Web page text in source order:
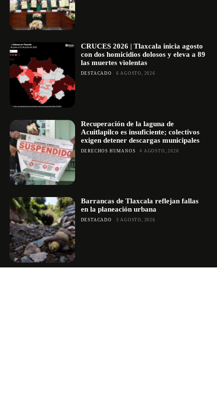
CRUCES 2026 | Tlaxcala inicia agosto
con dos homicidios dolosos y eleva a 89
las muertes violentas
DESTACADO 6 AGOSTO, 2026
Recuperación de la laguna de
Acuitlapilco es insuficiente; colectivos
exigen detener descargas municipales
DERECHOS HUMANOS 4 AGOSTO, 2026
Barrancas de Tlaxcala reflejan fallas
en la planeación urbana
DESTACADO 3 AGOSTO, 2026